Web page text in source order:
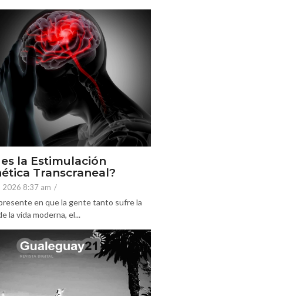
es la Estimulación
Transcraneal?
2026 8:37 am /
en que la gente tanto sufre la
la vida moderna, el...